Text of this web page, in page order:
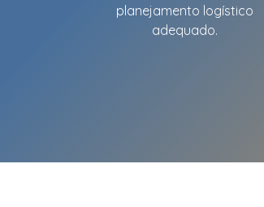
planejamento logístico
adequado.